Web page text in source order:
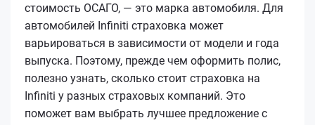
стоимость ОСАГО, — это марка автомобиля. Для
автомобилей Infiniti страховка может
варьироваться в зависимости от модели и года
выпуска. Поэтому, прежде чем оформить полис,
полезно узнать, сколько стоит страховка на
Infiniti у разных страховых компаний. Это
поможет вам выбрать лучшее предложение с